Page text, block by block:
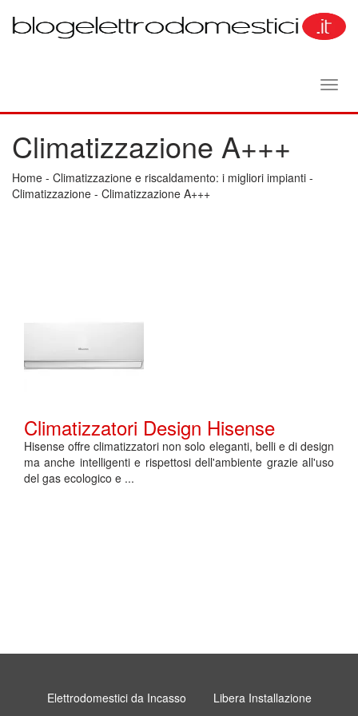
Climatizzazione A+++
Home - Climatizzazione e riscaldamento: i migliori impianti -
Climatizzazione - Climatizzazione A+++
Climatizzatori Design Hisense
Hisense offre climatizzatori non solo eleganti, belli e di design
ma anche intelligenti e rispettosi dell'ambiente grazie all'uso
del gas ecologico e ...
Elettrodomestici da Incasso
Libera Installazione